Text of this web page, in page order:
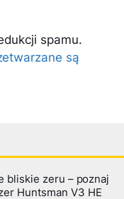
spamu.
są
bliskie zeru – poznaj
Huntsman V3 HE